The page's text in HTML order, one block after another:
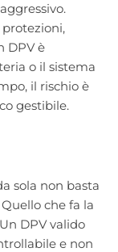
DPV è
o il sistema
il rischio è
gestibile.
sola non basta
che fa la
DPV valido
e non